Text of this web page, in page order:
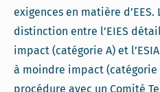
exigences en matière
distinction entre l’EIES
impact (catégorie A) et
à moindre impact (catégorie
procédure avec un Comité